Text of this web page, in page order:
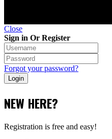
Close
Sign in Or Register
Forgot your password?
NEW HERE?
Registration is free and easy!